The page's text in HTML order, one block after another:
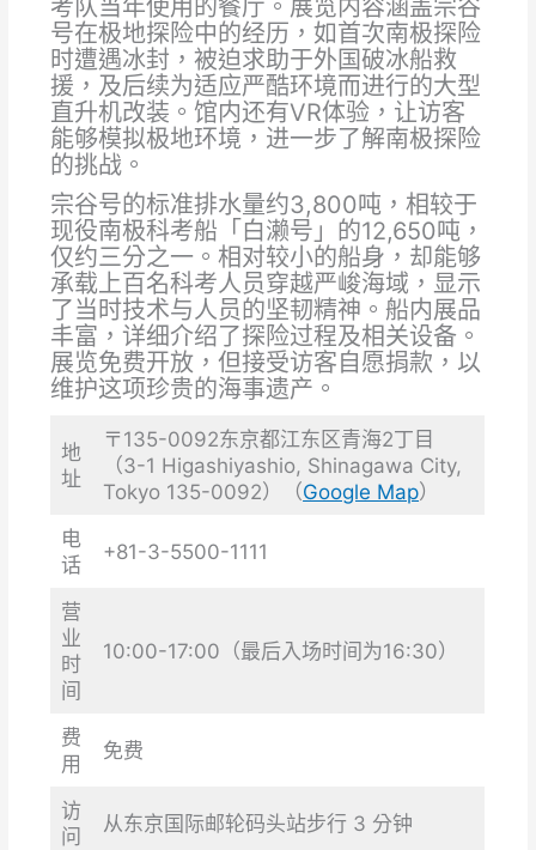
考队当年使用的餐厅。展览内容涵盖宗谷
号在极地探险中的经历，如首次南极探险
时遭遇冰封，被迫求助于外国破冰船救
援，及后续为适应严酷环境而进行的大型
直升机改装。馆内还有VR体验，让访客
能够模拟极地环境，进一步了解南极探险
的挑战。
宗谷号的标准排水量约3,800吨，相较于
现役南极科考船「白濑号」的12,650吨，
仅约三分之一。相对较小的船身，却能够
承载上百名科考人员穿越严峻海域，显示
了当时技术与人员的坚韧精神。船内展品
丰富，详细介绍了探险过程及相关设备。
展览免费开放，但接受访客自愿捐款，以
维护这项珍贵的海事遗产。
地
址
〒135-0092东京都江东区青海2丁目
（3-1 Higashiyashio, Shinagawa City,
Tokyo 135-0092）（Google Map）
电
话
+81-3-5500-1111
营
业
时
间
10:00-17:00（最后入场时间为16:30）
费
用
免费
访
问
从东京国际邮轮码头站步行 3 分钟